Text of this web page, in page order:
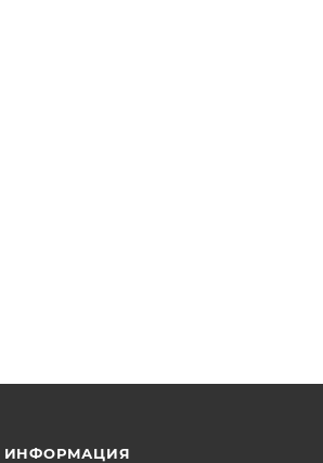
ИНФОРМАЦИЯ